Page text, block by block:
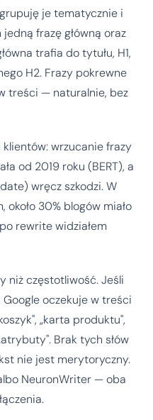
je tematycznie i
frazę główną oraz
trafia do tytułu, H1,
H2. Frazy pokrewne
treści — naturalnie, bez
klientów: wrzucanie frazy
od 2019 roku (BERT), a
wręcz szkodzi. W
30% blogów miało
rewrite widziałem
niż częstotliwość. Jeśli
Google oczekuje w treści
„karta produktu",
Brak tych słów
nie jest merytoryczny.
NeuronWriter — oba